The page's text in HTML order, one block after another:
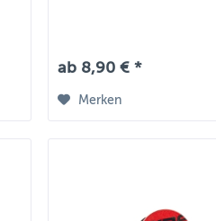
ab 8,90 € *
Merken